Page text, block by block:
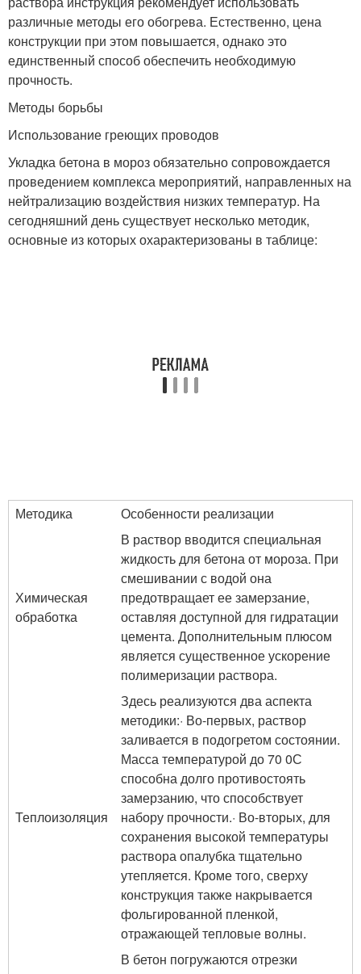
различные методы его обогрева. Естественно, цена
конструкции при этом повышается, однако это
единственный способ обеспечить необходимую
прочность.
Методы борьбы
Использование греющих проводов
Укладка бетона в мороз обязательно сопровождается
проведением комплекса мероприятий, направленных на
нейтрализацию воздействия низких температур. На
сегодняшний день существует несколько методик,
основные из которых охарактеризованы в таблице:
Методика Особенности реализации
Химическая
обработка
В раствор вводится специальная
жидкость для бетона от мороза. При
смешивании с водой она
предотвращает ее замерзание,
оставляя доступной для гидратации
цемента. Дополнительным плюсом
является существенное ускорение
полимеризации раствора.
Теплоизоляция
Здесь реализуются два аспекта
методики:· Во-первых, раствор
заливается в подогретом состоянии.
Масса температурой до 70 0С
способна долго противостоять
замерзанию, что способствует
набору прочности.· Во-вторых, для
сохранения высокой температуры
раствора опалубка тщательно
утепляется. Кроме того, сверху
конструкция также накрывается
фольгированной пленкой,
отражающей тепловые волны.
В бетон погружаются отрезки